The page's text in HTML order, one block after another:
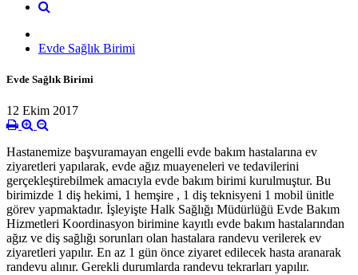
Evde Sağlık Birimi
Evde Sağlık Birimi
12 Ekim 2017
Hastanemize başvuramayan engelli evde bakım hastalarına ev
ziyaretleri yapılarak, evde ağız muayeneleri ve tedavilerini
gerçekleştirebilmek amacıyla evde bakım birimi kurulmuştur. Bu
birimizde 1 diş hekimi, 1 hemşire , 1 diş teknisyeni 1 mobil ünitle
görev yapmaktadır. İşleyişte Halk Sağlığı Müdürlüğü Evde Bakım
Hizmetleri Koordinasyon birimine kayıtlı evde bakım hastalarından
ağız ve diş sağlığı sorunları olan hastalara randevu verilerek ev
ziyaretleri yapılır. En az 1 gün önce ziyaret edilecek hasta aranarak
randevu alınır. Gerekli durumlarda randevu tekrarları yapılır.